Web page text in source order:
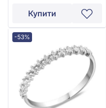
Купити
-53%